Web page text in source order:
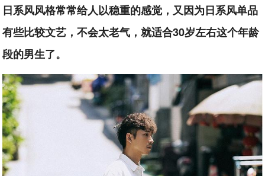
日系风风格常常给人以稳重的感觉，又因为日系风单品
有些比较文艺，不会太老气，就适合30岁左右这个年龄
段的男生了。